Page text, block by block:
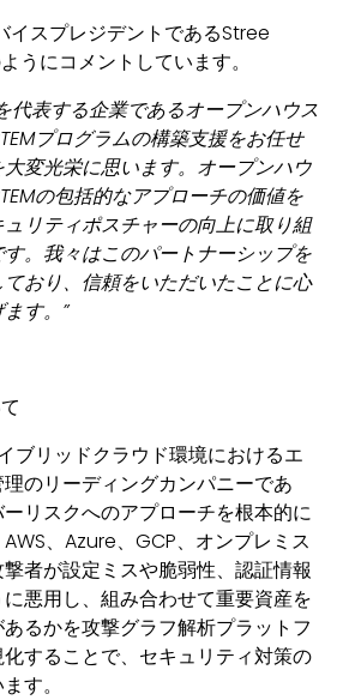
イスプレジデントであるStree
うにコメントしています。
代表する企業であるオープンハウス
プログラムの構築支援をお任せ
変光栄に思います。オープンハウ
の包括的なアプローチの価値を
リティポスチャーの向上に取り組
。我々はこのパートナーシップを
おり、信頼をいただいたことに心
す。 ”
ブリッドクラウド環境におけるエ
のリーディングカンパニーであ
リスクへのアプローチを根本的に
、Azure、GCP、オンプレミス
者が設定ミスや脆弱性、認証情報
悪用し、組み合わせて重要資産を
るかを攻撃グラフ解析プラットフ
することで、セキュリティ対策の
す。